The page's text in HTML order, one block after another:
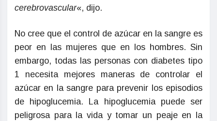
cerebrovascular«, dijo.
No cree que el control de azúcar en la sangre es
peor en las mujeres que en los hombres. Sin
embargo, todas las personas con diabetes tipo
1 necesita mejores maneras de controlar el
azúcar en la sangre para prevenir los episodios
de hipoglucemia. La hipoglucemia puede ser
peligrosa para la vida y tomar un peaje en la